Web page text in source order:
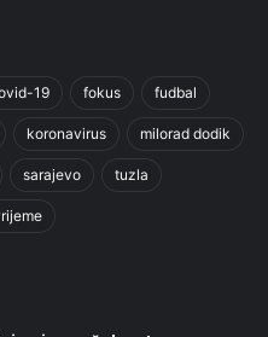
19 fokus fudbal
koronavirus milorad dodik
sarajevo tuzla